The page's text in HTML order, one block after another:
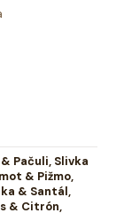
Pačuli, Slivka
& Pižmo,
& Santál,
& Citrón,